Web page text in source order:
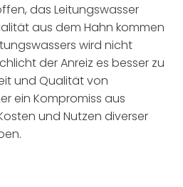
das Leitungswasser
aus dem Hahn kommen
wird nicht
der Anreiz es besser zu
und Qualität von
ein Kompromiss aus
und Nutzen diverser